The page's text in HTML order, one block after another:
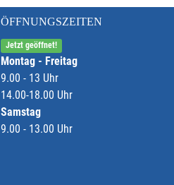
ÖFFNUNGSZEITEN
Jetzt geöffnet!
Montag - Freitag
9.00 - 13 Uhr
14.00-18.00 Uhr
Samstag
9.00 - 13.00 Uhr